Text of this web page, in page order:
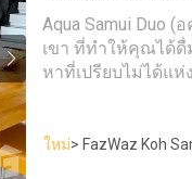
เม้นท์์
·ระเบียง· ไฟฟ้า
แบบผสมผสาน·สวน
·เคเบิ้ลวิดีโอ ·ที่จอด
Aqua Samui Duo
เขา ที่ทำให้คุณได้
หาที่เปรียบไม่ได้แ
อันเขียวชอุ่ม อีกทั้
วิลล่าที่ตกแต่งในส
ความเป็นโมเดิร์น
ใหม่> FazWaz Koh